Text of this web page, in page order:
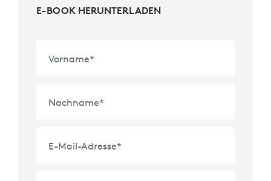
E-BOOK HERUNTERLADEN
Vorname*
Nachname*
E-Mail-Adresse*